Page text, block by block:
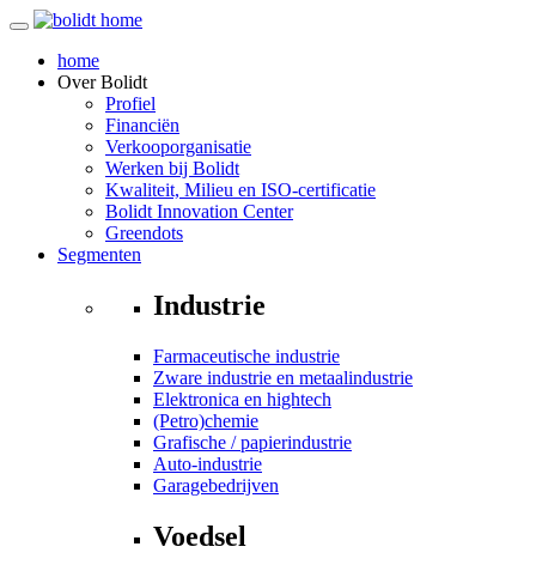
home
OverBolidt
Profiel
Financiën
Verkooporganisatie
Werken bij Bolidt
Kwaliteit, Milieu en ISO-certificatie
Bolidt Innovation Center
Greendots
Segmenten
Industrie
Farmaceutische industrie
Zware industrie en metaalindustrie
Elektronica en hightech
(Petro)chemie
Grafische / papierindustrie
Auto-industrie
Garagebedrijven
Voedsel